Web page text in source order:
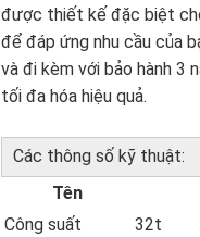
được thiết kế đặc biệt
để đáp ứng nhu cầu của
và đi kèm với bảo hành 3
tối đa hóa hiệu quả.
Các thông số kỹ thuật:
Tên
Công suất
32t